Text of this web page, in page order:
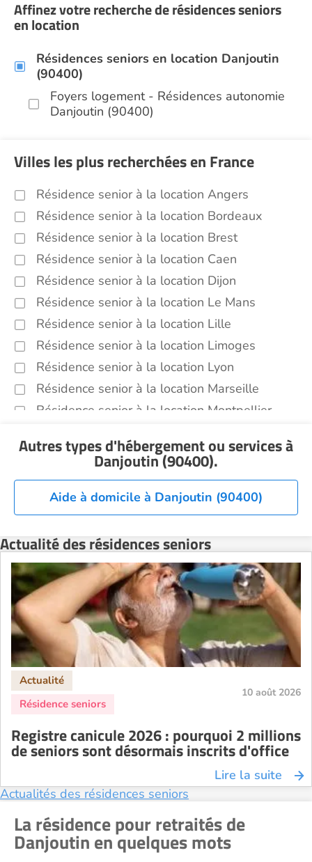
Affinez votre recherche de résidences seniors
en location
Résidences seniors en location Danjoutin
(90400)
Foyers logement - Résidences autonomie
Danjoutin (90400)
Villes les plus recherchées en France
Résidence senior à la location Angers
Résidence senior à la location Bordeaux
Résidence senior à la location Brest
Résidence senior à la location Caen
Résidence senior à la location Dijon
Résidence senior à la location Le Mans
Résidence senior à la location Lille
Résidence senior à la location Limoges
Résidence senior à la location Lyon
Résidence senior à la location Marseille
Résidence senior à la location Montpellier
Résidence senior à la location Nantes
Résidence senior à la location Nîmes
Résidence senior à la location Orléans
Résidence senior à la location Perpignan
Résidence senior à la location Reims
Résidence senior à la location Rennes
Résidence senior à la location Strasbourg
Résidence senior à la location Toulouse
Recherche par ville
Autres types d'hébergement ou servicesà
Danjoutin (90400).
Aide à domicile à Danjoutin (90400)
Actualité des résidences seniors
10 août 2026
Registre canicule 2026 : pourquoi 2 millions
de seniors sont désormais inscrits d'office
Lire la suite
Actualités des résidences seniors
La résidence pour retraités de
Danjoutin en quelques mots